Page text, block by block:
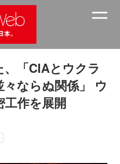
「CIAとウクラ
ならぬ関係」 ウ
工作を展開